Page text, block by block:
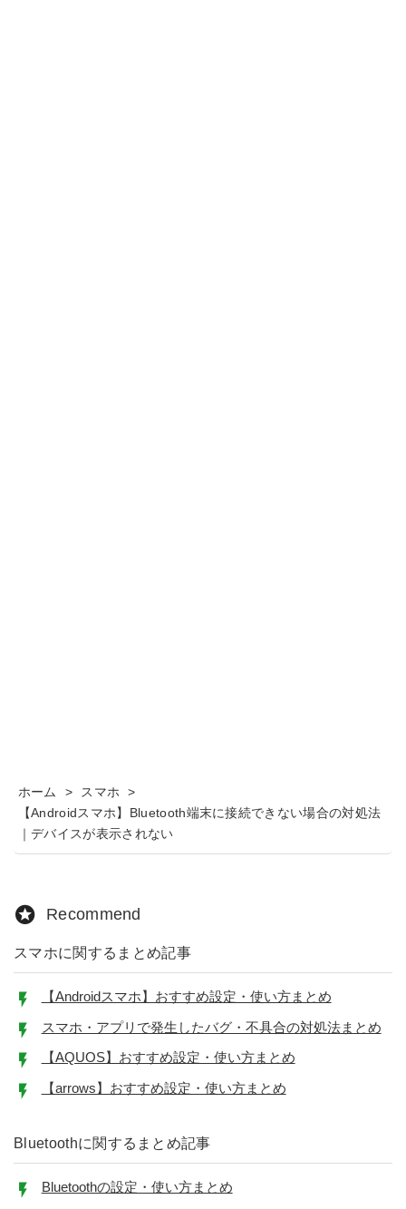
ホーム > スマホ
>
【Androidスマホ】Bluetooth端末に接続できない場合の対処法
｜デバイスが表示されない
Recommend
スマホに関するまとめ記事
【Androidスマホ】おすすめ設定・使い方まとめ
スマホ・アプリで発生したバグ・不具合の対処法まとめ
【AQUOS】おすすめ設定・使い方まとめ
【arrows】おすすめ設定・使い方まとめ
Bluetoothに関するまとめ記事
Bluetoothの設定・使い方まとめ